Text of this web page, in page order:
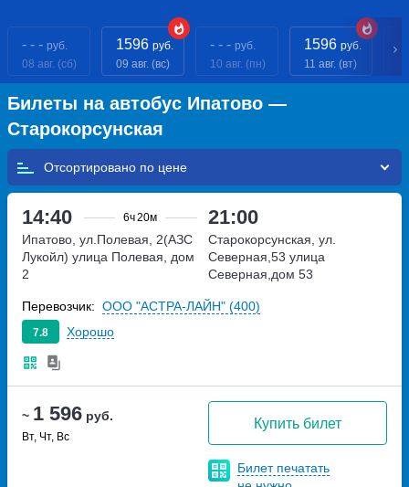
- - - руб.
08 авг. (сб)
1596 руб.
09 авг. (вс)
- - - руб.
10 авг. (пн)
1596 руб.
11 авг. (вт)
Билеты на автобус Ипатово —
Старокорсунская
Отсортировано по
14:40 6ч20м 21:00
~ 1 596 руб.
Вт, Чт, Вс
Купить билет
Билет печатать
Ипатово, ул.Полевая, 2(АЗС
Лукойл) улица Полевая, дом
2
Старокорсунская, ул.
Северная,53 улица
Северная,дом 53
7.8 Хорошо
Перевозчик: ООО "АСТРА-ЛАЙН" (400)